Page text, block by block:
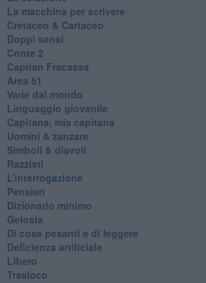
La macchina per scrivere
Cretaceo & Cartaceo
Doppi sensi
​Conte 2
​Capitan Fracassa
​Area 51
Varie dal mondo
​Linguaggio giovanile
​Capitana, mia capitana
Uomini & zanzare
​Simboli & diavoli
Razzisti
​L’interrogazione
Pensieri
​Dizionario minimo
Gelosia
Di cose pesanti e di leggere
​Deficienza artificiale
Libero
Trasloco